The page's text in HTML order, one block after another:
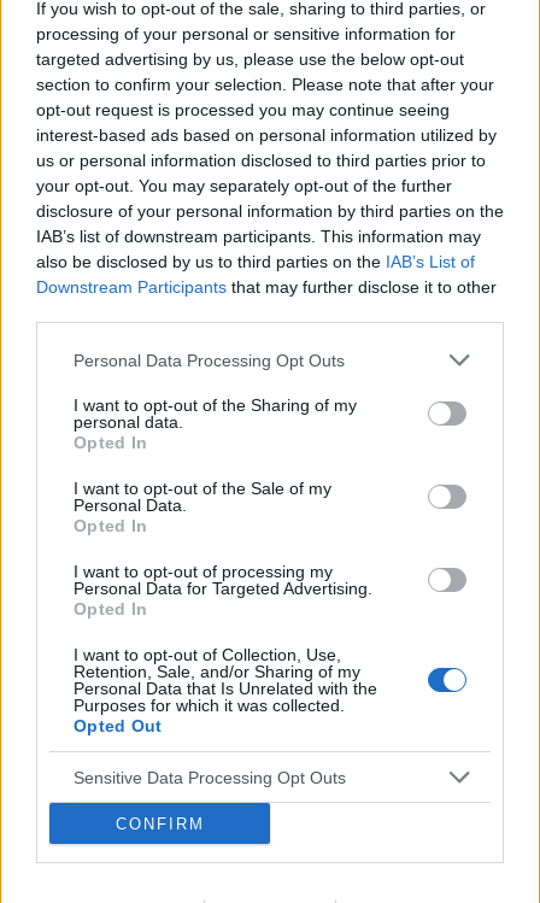
If you wish to opt-out of the sale, sharing to third parties, or
processing of your personal or sensitive information for
targeted advertising by us, please use the below opt-out
section to confirm your selection. Please note that after your
opt-out request is processed you may continue seeing
interest-based ads based on personal information utilized by
us or personal information disclosed to third parties prior to
your opt-out. You may separately opt-out of the further
disclosure of your personal information by third parties on the
IAB’s list of downstream participants. This information may
also be disclosed by us to third parties on the IAB’s List of
Downstream Participants that may further disclose it to other
Personal Data Processing Opt Outs
I want to opt-out of the Sharing of my
personal data.
Opted In
I want to opt-out of the Sale of my
Personal Data.
Opted In
I want to opt-out of processing my
Personal Data for Targeted Advertising.
Opted In
I want to opt-out of Collection, Use,
Retention, Sale, and/or Sharing of my
Personal Data that Is Unrelated with the
Purposes for which it was collected.
Opted Out
Sensitive Data Processing Opt Outs
CONFIRM
POLECAMY TREŚCI Z KATEGORII
Wpływ social mediów na młodą psychikę – po
czym poznać, że nastolatek ma problem?